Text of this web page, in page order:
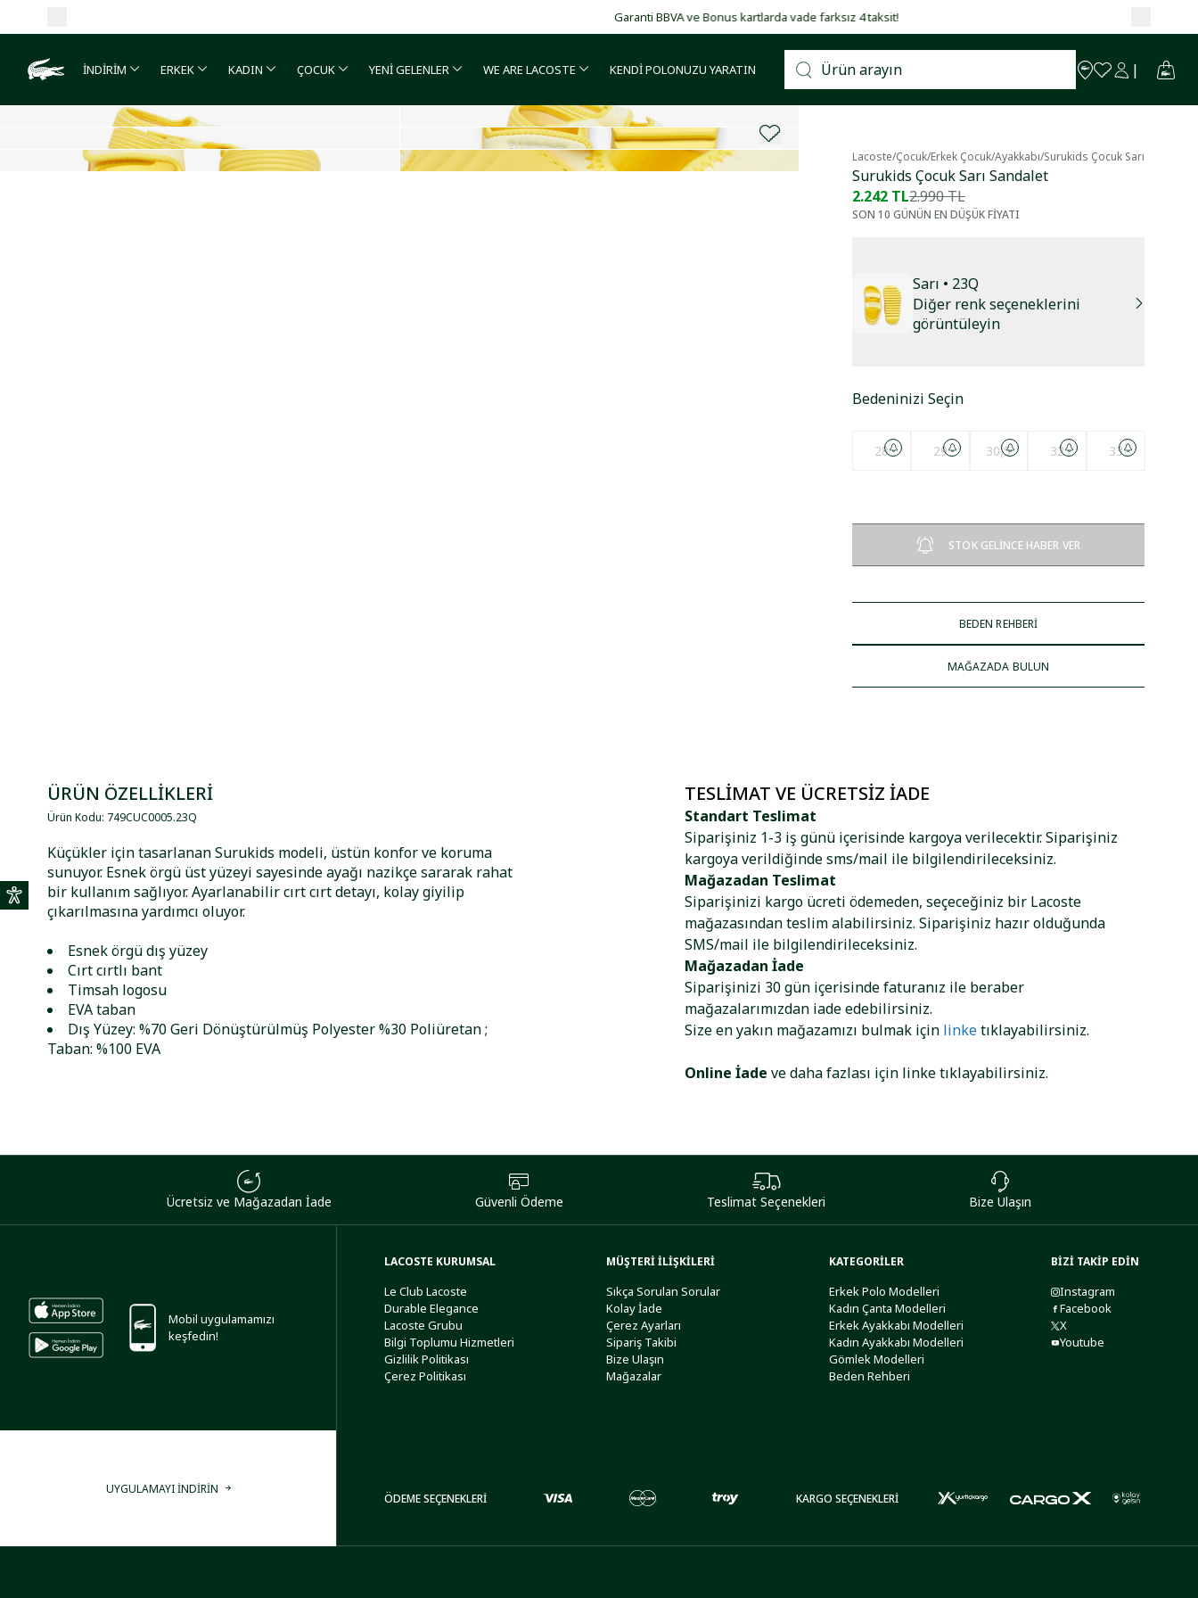
Garanti BBVA ve Bonus kartlarda vade farksız 4 taksit!
İNDİRİM ERKEK KADIN ÇOCUK YENİ GELENLER WE ARE LACOSTE KENDİ POLONUZU YARATIN
Lacoste/Çocuk/Erkek Çocuk/Ayakkabı/Surukids Çocuk Sarı Sandalet
Surukids Çocuk Sarı Sandalet
2.242 TL2.990 TL
SON 10 GÜNÜN EN DÜŞÜK FİYATI
Bedeninizi Seçin
28 29 30,5 32 33
Sarı • 23Q
Diğer renk seçeneklerini
görüntüleyin
STOK GELİNCE HABER VER
BEDEN REHBERİ
MAĞAZADA BULUN
ÜRÜN ÖZELLİKLERİ
Ürün Kodu: 749CUC0005.23Q
Küçükler için tasarlanan Surukids modeli, üstün konfor ve koruma
sunuyor. Esnek örgü üst yüzeyi sayesinde ayağı nazikçe sararak rahat
bir kullanım sağlıyor. Ayarlanabilir cırt cırt detayı, kolay giyilip
çıkarılmasına yardımcı oluyor.
Esnek örgü dış yüzey
Cırt cırtlı bant
Timsah logosu
EVA taban
Dış Yüzey: %70 Geri Dönüştürülmüş Polyester %30 Poliüretan ;
Taban: %100 EVA
TESLIMAT VE ÜCRETSIZ İADE
Standart Teslimat
Siparişiniz 1-3 iş günü içerisinde kargoya verilecektir. Siparişiniz
kargoya verildiğinde sms/mail ile bilgilendirileceksiniz.
Mağazadan Teslimat
Siparişinizi kargo ücreti ödemeden, seçeceğiniz bir Lacoste
mağazasından teslim alabilirsiniz. Siparişiniz hazır olduğunda
SMS/mail ile bilgilendirileceksiniz.
Mağazadan İade
Siparişinizi 30 gün içerisinde faturanız ile beraber
mağazalarımızdan iade edebilirsiniz.
Size en yakın mağazamızı bulmak için linketıklayabilirsiniz.
Online İade ve daha fazlası için linketıklayabilirsiniz.
Ücretsiz ve Mağazadan İade Güvenli Ödeme Teslimat Seçenekleri Bize Ulaşın
Mobil uygulamamızı
keşfedin!
UYGULAMAYI İNDİRİN
LACOSTE KURUMSAL
Le Club Lacoste
Durable Elegance
Lacoste Grubu
Bilgi Toplumu Hizmetleri
Gizlilik Politikası
Çerez Politikası
MÜŞTERİ İLİŞKİLERİ
Sıkça Sorulan Sorular
Kolay İade
Çerez Ayarları
Sipariş Takibi
Bize Ulaşın
Mağazalar
KATEGORİLER
Erkek Polo Modelleri
Kadın Çanta Modelleri
Erkek Ayakkabı Modelleri
Kadın Ayakkabı Modelleri
Gömlek Modelleri
Beden Rehberi
BİZİ TAKİP EDİN
Instagram
Facebook
X
Youtube
ÖDEME SEÇENEKLERİ KARGO SEÇENEKLERİ